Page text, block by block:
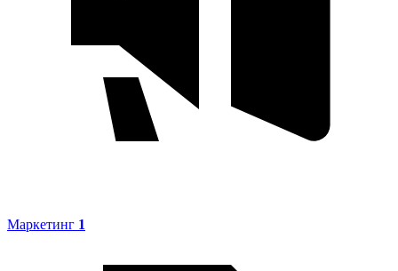
Маркетинг 1